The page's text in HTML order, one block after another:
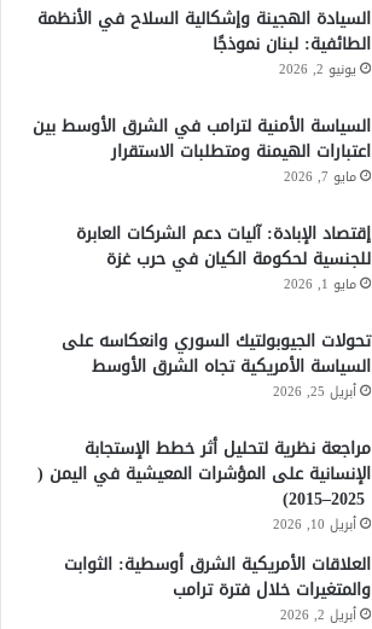
السيادة الهجينة وإشكالية السلاح في الأنظمة
الطائفية: لبنان نموذجًا
يونيو 2, 2026
السياسة الأمنية لترامب في الشرق الأوسط بين
اعتبارات الهيمنة ومتطلبات الاستقرار
مايو 7, 2026
إقتصاد الإبادة: آليات دعم الشركات العابرة
للجنسية لحكومة الكيان في حرب غزة
مايو 1, 2026
تحولات الجيوبولتيك السوري وانعكاسه على
السياسة الأمريكية تجاه الشرق الأوسط
أبريل 25, 2026
مراجعة نظرية لتحليل أثر خطط الإستجابة
الإنسانية على المؤشرات المعيشية في اليمن (
أبريل 10, 2026
العلاقات الأمريكية الشرق أوسطية: الثوابت
والمتغيرات خلال فترة ترامب
أبريل 2, 2026